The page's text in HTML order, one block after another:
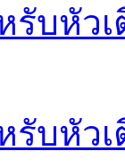
รับหัว
รับหัว